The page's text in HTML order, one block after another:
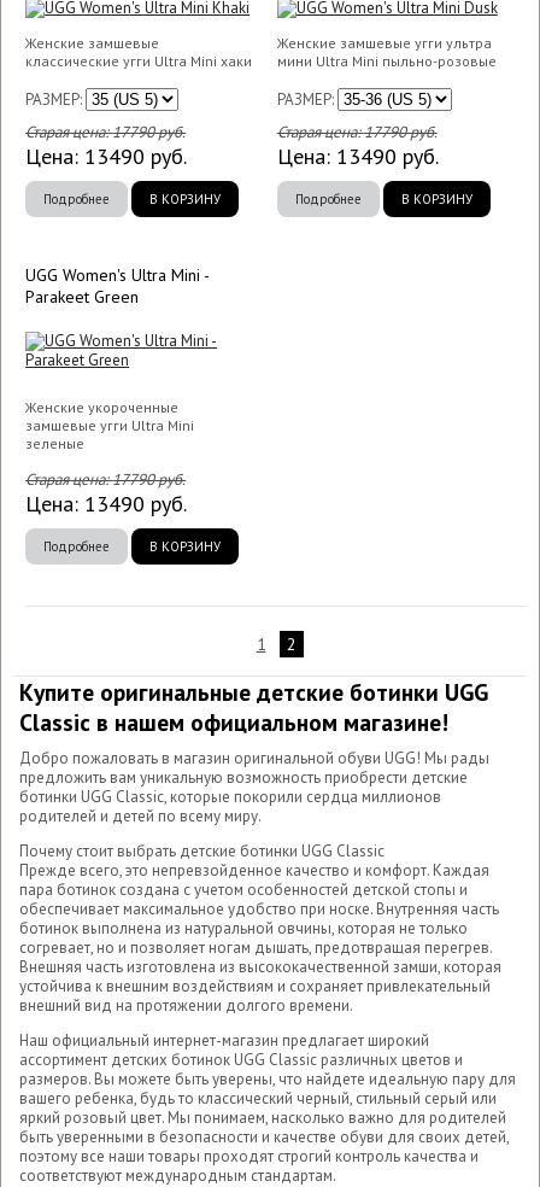
Женские замшевые
классические угги Ultra Mini хаки
РАЗМЕР:
Старая цена:17790руб.
Цена: 13490 руб.
Подробнее В КОРЗИНУ
Женские замшевые угги ультра
мини Ultra Mini пыльно-розовые
РАЗМЕР:
Старая цена:17790руб.
Цена: 13490 руб.
Подробнее В КОРЗИНУ
UGG Women's Ultra Mini -
Parakeet Green
Женские укороченные
замшевые угги Ultra Mini
зеленые
Старая цена:17790руб.
Цена: 13490 руб.
Подробнее В КОРЗИНУ
1 2
Купите оригинальные детские ботинки UGG
Classic в нашем официальном магазине!
Добро пожаловать в магазин оригинальной обуви UGG! Мы рады
предложить вам уникальную возможность приобрести детские
ботинки UGG Classic, которые покорили сердца миллионов
родителей и детей по всему миру.
Почему стоит выбрать детские ботинки UGG Classic
Прежде всего, это непревзойденное качество и комфорт. Каждая
пара ботинок создана с учетом особенностей детской стопы и
обеспечивает максимальное удобство при носке. Внутренняя часть
ботинок выполнена из натуральной овчины, которая не только
согревает, но и позволяет ногам дышать, предотвращая перегрев.
Внешняя часть изготовлена из высококачественной замши, которая
устойчива к внешним воздействиям и сохраняет привлекательный
внешний вид на протяжении долгого времени.
Наш официальный интернет-магазин предлагает широкий
ассортимент детских ботинок UGG Classic различных цветов и
размеров. Вы можете быть уверены, что найдете идеальную пару для
вашего ребенка, будь то классический черный, стильный серый или
яркий розовый цвет. Мы понимаем, насколько важно для родителей
быть уверенными в безопасности и качестве обуви для своих детей,
поэтому все наши товары проходят строгий контроль качества и
соответствуют международным стандартам.